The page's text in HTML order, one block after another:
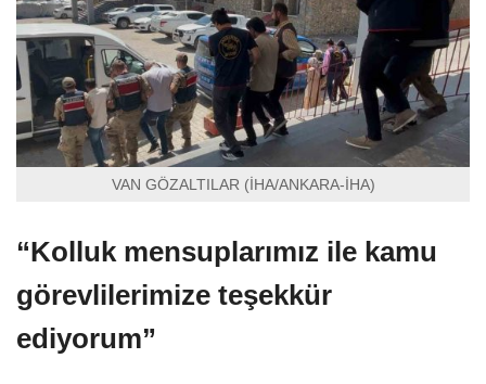
VAN GÖZALTILAR (İHA/ANKARA-İHA)
“Kolluk mensuplarımız ile kamu
görevlilerimize teşekkür
ediyorum”